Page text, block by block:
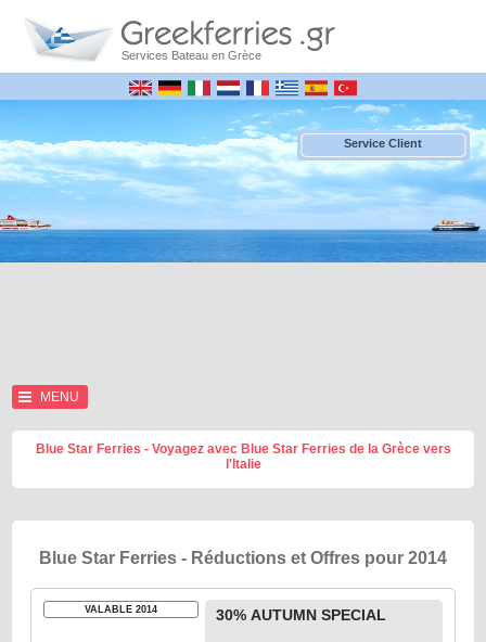
Services Bateau en Grèce
Service Client
MENU
Blue Star Ferries - Voyagez avec Blue Star Ferries de la Grèce vers
l'Italie
Blue Star Ferries - Réductions et Offres pour 2014
VALABLE 2014 30% AUTUMN SPECIAL